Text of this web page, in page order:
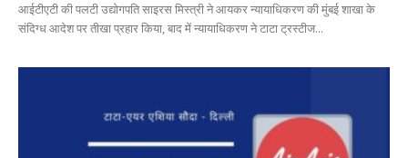
आईटीएटी की पलटी उद्योगपति साइरस मिस्त्री ने आयकर न्यायाधिकरण की मुंबई शाखा के
संदिग्ध आदेश पर तीखा प्रहार किया, बाद में न्यायाधिकरण ने टाटा ट्रस्टीज...